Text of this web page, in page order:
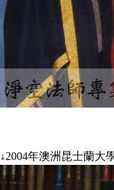
↓2004年澳洲昆士蘭大